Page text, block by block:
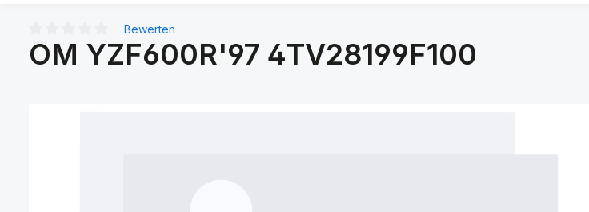
Durchschnittliche Bewertung von 0 von 5 Sternen
Bewerten
OM YZF600R'97 4TV28199F100